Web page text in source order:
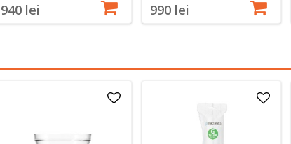
940 lei 990 lei